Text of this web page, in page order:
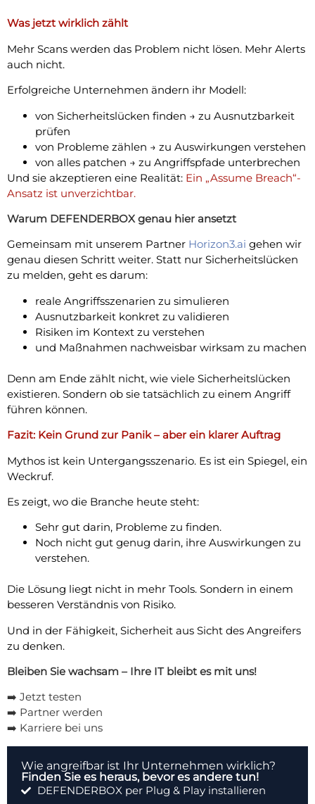
Was jetzt wirklich zählt
Mehr Scans werden das Problem nicht lösen. Mehr Alerts
auch nicht.
Erfolgreiche Unternehmen ändern ihr Modell:
von Sicherheitslücken finden → zu Ausnutzbarkeit
prüfen
von Probleme zählen → zu Auswirkungen verstehen
von alles patchen → zu Angriffspfade unterbrechen
Und sie akzeptieren eine Realität: Ein „Assume Breach“-
Ansatz ist unverzichtbar.
Warum DEFENDERBOX genau hier ansetzt
Gemeinsam mit unserem Partner Horizon3.ai gehen wir
genau diesen Schritt weiter. Statt nur Sicherheitslücken
zu melden, geht es darum:
reale Angriffsszenarien zu simulieren
Ausnutzbarkeit konkret zu validieren
Risiken im Kontext zu verstehen
und Maßnahmen nachweisbar wirksam zu machen
Denn am Ende zählt nicht, wie viele Sicherheitslücken
existieren. Sondern ob sie tatsächlich zu einem Angriff
führen können.
Fazit: Kein Grund zur Panik – aber ein klarer Auftrag
Mythos ist kein Untergangsszenario. Es ist ein Spiegel, ein
Weckruf.
Es zeigt, wo die Branche heute steht:
Sehr gut darin, Probleme zu finden.
Noch nicht gut genug darin, ihre Auswirkungen zu
verstehen.
Die Lösung liegt nicht in mehr Tools. Sondern in einem
besseren Verständnis von Risiko.
Und in der Fähigkeit, Sicherheit aus Sicht des Angreifers
zu denken.
Bleiben Sie wachsam – Ihre IT bleibt es mit uns!
➡️ Jetzt testen
➡️ Partner werden
➡️ Karriere bei uns
Wie angreifbar ist Ihr Unternehmen wirklich?
Finden Sie es heraus, bevor es andere tun!
DEFENDERBOX per Plug & Play installieren